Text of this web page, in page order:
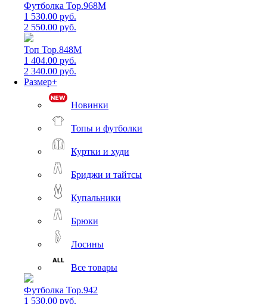
Футболка Top.968M
1 530.00 руб.
2 550.00 руб.
Топ Top.848M
1 404.00 руб.
2 340.00 руб.
Размер+
Новинки
Топы и футболки
Куртки и худи
Бриджи и тайтсы
Купальники
Брюки
Лосины
Все товары
Футболка Top.942
1 530.00 руб.